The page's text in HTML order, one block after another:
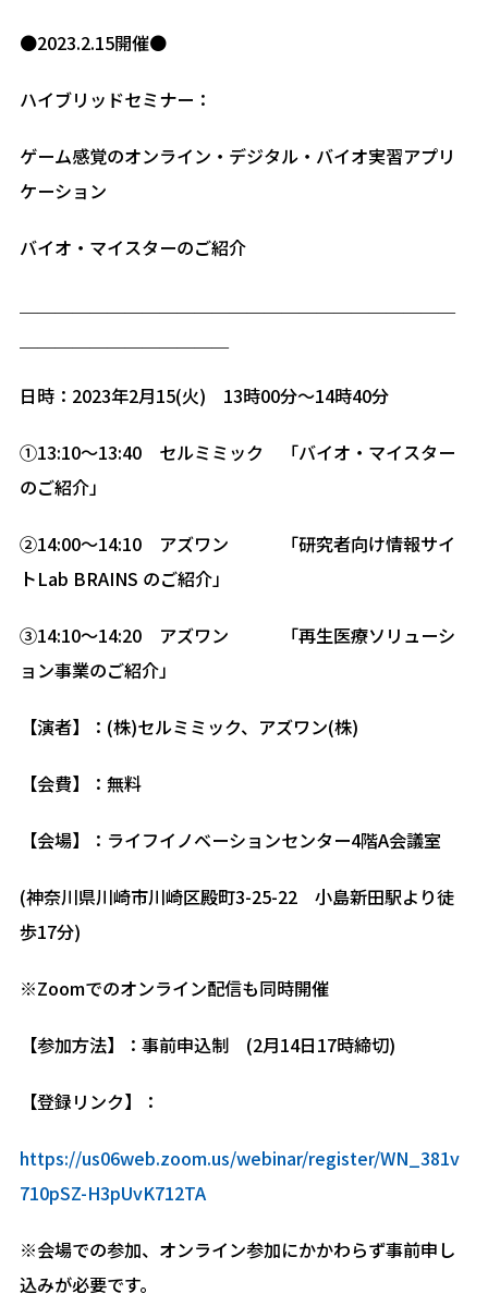
●2023.2.15開催●
ハイブリッドセミナー：
ゲーム感覚のオンライン・デジタル・バイオ実習アプリ
ケーション
バイオ・マイスターのご紹介
日時：2023年2月15(火) 13時00分～14時40分
①13:10～13:40 セルミミック 「バイオ・マイスター
のご紹介」
②14:00～14:10 アズワン 「研究者向け情報サイ
トLab BRAINS のご紹介」
③14:10～14:20 アズワン 「再生医療ソリューシ
ョン事業のご紹介」
【演者】：(株)セルミミック、アズワン(株)
【会費】：無料
【会場】：ライフイノベーションセンター4階A会議室
(神奈川県川崎市川崎区殿町3-25-22 小島新田駅より徒
歩17分)
※Zoomでのオンライン配信も同時開催
【参加方法】：事前申込制 (2月14日17時締切)
【登録リンク】：
https://us06web.zoom.us/webinar/register/WN_381v
710pSZ-H3pUvK712TA
※会場での参加、オンライン参加にかかわらず事前申し
込みが必要です。